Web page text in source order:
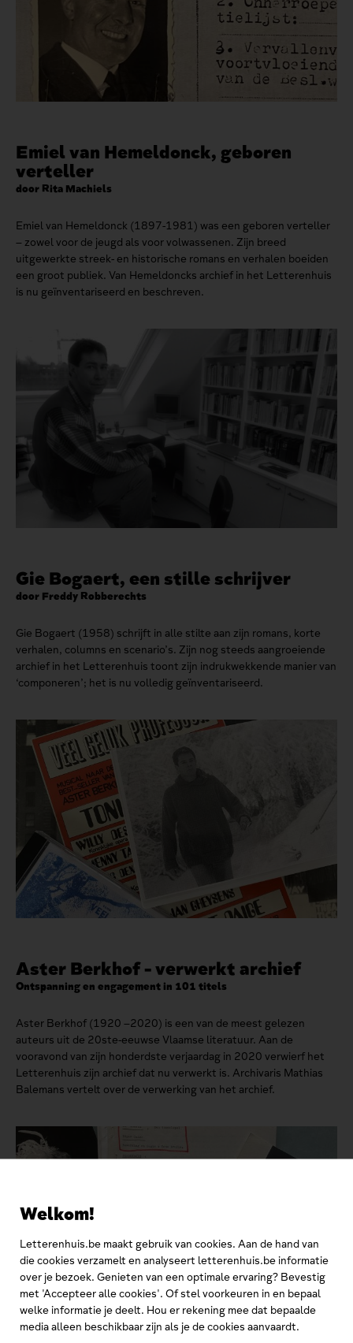
Welkom!
Letterenhuis.be maakt gebruik van cookies. Aan de hand van
die cookies verzamelt en analyseert letterenhuis.be informatie
over je bezoek. Genieten van een optimale ervaring? Bevestig
met 'Accepteer alle cookies'. Of stel voorkeuren in en bepaal
welke informatie je deelt. Hou er rekening mee dat bepaalde
media alleen beschikbaar zijn als je de cookies aanvaardt.
Emiel van Hemeldonck, geboren
verteller
door Rita Machiels
Emiel van Hemeldonck (1897-1981) was een geboren verteller
– zowel voor de jeugd als voor volwassenen. Zijn breed
uitgewerkte streek- en historische romans en verhalen boeiden
een groot publiek. Van Hemeldoncks archief in het Letterenhuis
is nu geïnventariseerd en beschreven.
Gie Bogaert, een stille schrijver
door Freddy Robberechts
Gie Bogaert (1958) schrijft in alle stilte aan zijn romans, korte
verhalen, columns en scenario’s. Zijn nog steeds aangroeiende
archief in het Letterenhuis toont zijn indrukwekkende manier van
‘componeren’; het is nu volledig geïnventariseerd.
Aster Berkhof - verwerkt archief
Ontspanning en engagement in 101 titels
Aster Berkhof (1920 –2020) is een van de meest gelezen
auteurs uit de 20ste-eeuwse Vlaamse literatuur. Aan de
vooravond van zijn honderdste verjaardag in 2020 verwierf het
Letterenhuis zijn archief dat nu verwerkt is. Archivaris Mathias
Balemans vertelt over de verwerking van het archief.